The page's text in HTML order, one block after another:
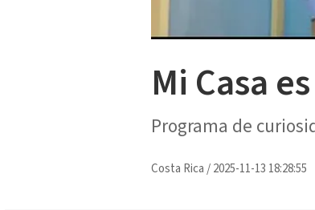
Mi Casa
Programa de
Costa Rica /2025-11-13 18:28:55